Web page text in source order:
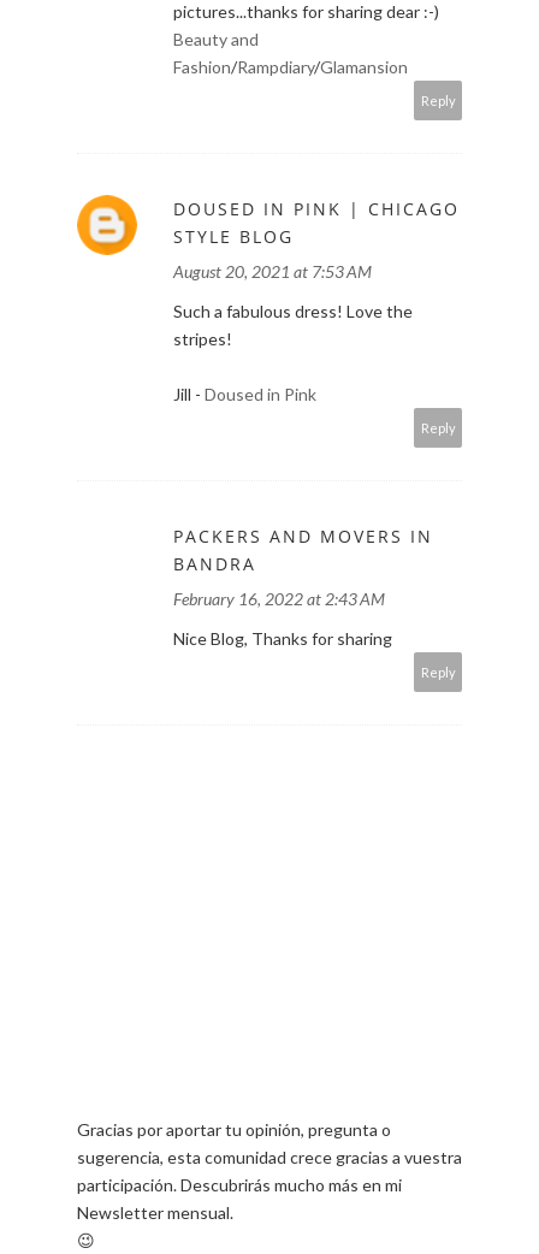
pictures...thanks for sharing dear :-)
Beauty and
Fashion/Rampdiary/Glamansion
Reply
DOUSED IN PINK | CHICAGO
STYLE BLOG
August 20, 2021 at 7:53 AM
Such a fabulous dress! Love the
stripes!
Jill - Doused in Pink
Reply
PACKERS AND MOVERS IN
BANDRA
February 16, 2022 at 2:43 AM
Nice Blog, Thanks for sharing
Reply
Gracias por aportar tu opinión, pregunta o
sugerencia, esta comunidad crece gracias a vuestra
participación. Descubrirás mucho más en mi
Newsletter mensual.
😉